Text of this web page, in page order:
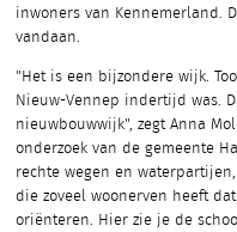
inwoners van Kennemerland.
vandaan.
"Het is een bijzondere wijk.
Nieuw-Vennep indertijd was.
nieuwbouwwijk", zegt Anna
onderzoek van de gemeente
rechte wegen en
die zoveel woonerven heeft
oriënteren. Hier zie je de